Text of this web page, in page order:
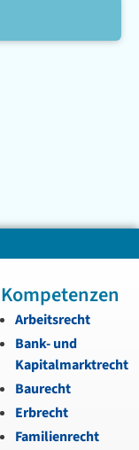
Kompetenzen
Arbeitsrecht
Bank- und
Kapitalmarktrecht
Baurecht
Erbrecht
Familienrecht